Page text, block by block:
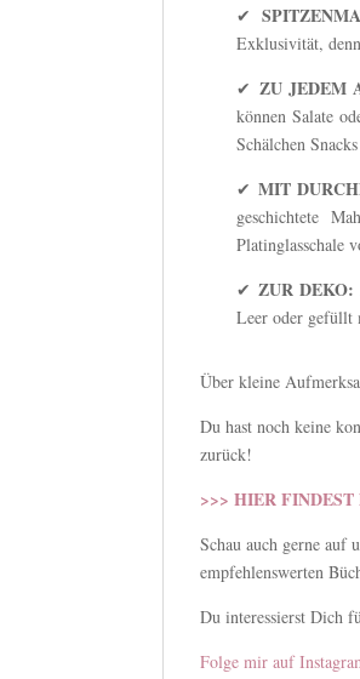
✔
Exklusivität,
✔ ZU JEDEM
können Salate
Schälchen
✔MIT
geschichtete
Platinglasschale
✔ZUR DEKO:
Leer oder gefüllt
Über kleine
Du hast noch keine
zurück!
>>> HIER FINDEST
Schau auch gerne auf
empfehlenswerten
Du interessierst Dich
Folge mir auf